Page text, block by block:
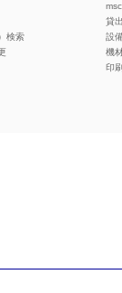
検索
貸
設
機
印